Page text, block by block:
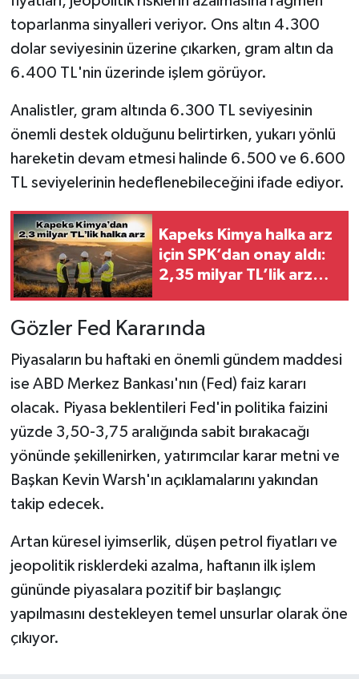
toparlanma sinyalleri veriyor. Ons altın 4.300
dolar seviyesinin üzerine çıkarken, gram altın da
6.400 TL'nin üzerinde işlem görüyor.
Analistler, gram altında 6.300 TL seviyesinin
önemli destek olduğunu belirtirken, yukarı yönlü
hareketin devam etmesi halinde 6.500 ve 6.600
TL seviyelerinin hedeflenebileceğini ifade ediyor.
Kapeks Kimya halka arz
için SPK’dan onay aldı:
2,35 milyar TL’lik arz
Gözler Fed Kararında
Piyasaların bu haftaki en önemli gündem maddesi
ise ABD Merkez Bankası'nın (Fed) faiz kararı
olacak. Piyasa beklentileri Fed'in politika faizini
yüzde 3,50-3,75 aralığında sabit bırakacağı
yönünde şekillenirken, yatırımcılar karar metni ve
Başkan Kevin Warsh'ın açıklamalarını yakından
takip edecek.
Artan küresel iyimserlik, düşen petrol fiyatları ve
jeopolitik risklerdeki azalma, haftanın ilk işlem
gününde piyasalara pozitif bir başlangıç
yapılmasını destekleyen temel unsurlar olarak öne
çıkıyor.